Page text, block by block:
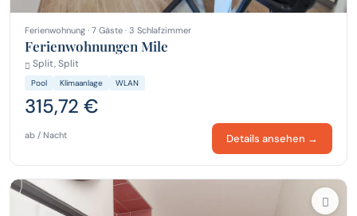
Ferienwohnung · 7 Gäste · 3 Schlafzimmer
Ferienwohnungen Mile
Split, Split
Pool Klimaanlage WLAN
315,72 €
ab / Nacht Details ansehen →